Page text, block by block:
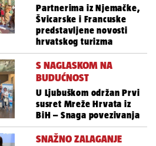
Partnerima iz Njemačke,
Švicarske i Francuske
predstavljene novosti
hrvatskog turizma
S NAGLASKOM NA
BUDUĆNOST
U Ljubuškom održan Prvi
susret Mreže Hrvata iz
BiH – Snaga povezivanja
SNAŽNO ZALAGANJE